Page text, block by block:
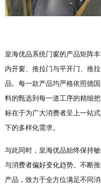
皇海优品系统门窗的产品矩阵
内开窗、推拉门与平开门、推
品。每一款产品均严格依照德
料的甄选到每一道工序的精细
标在于为广大消费者呈上一站
下的多样化需求。
与此同时，皇海优品始终保持
与消费者偏好变化趋势。不断
产品，致力于全方位满足不同